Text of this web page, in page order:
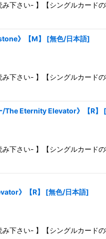
下さい- 】【シングルカー
》【M】 [無色/日本語]
下さい- 】【シングルカー
/The Eternity Elevator》【R】 [
下さい- 】【シングルカー
》【R】
[無色/日本語]
下さい- 】【シングルカー